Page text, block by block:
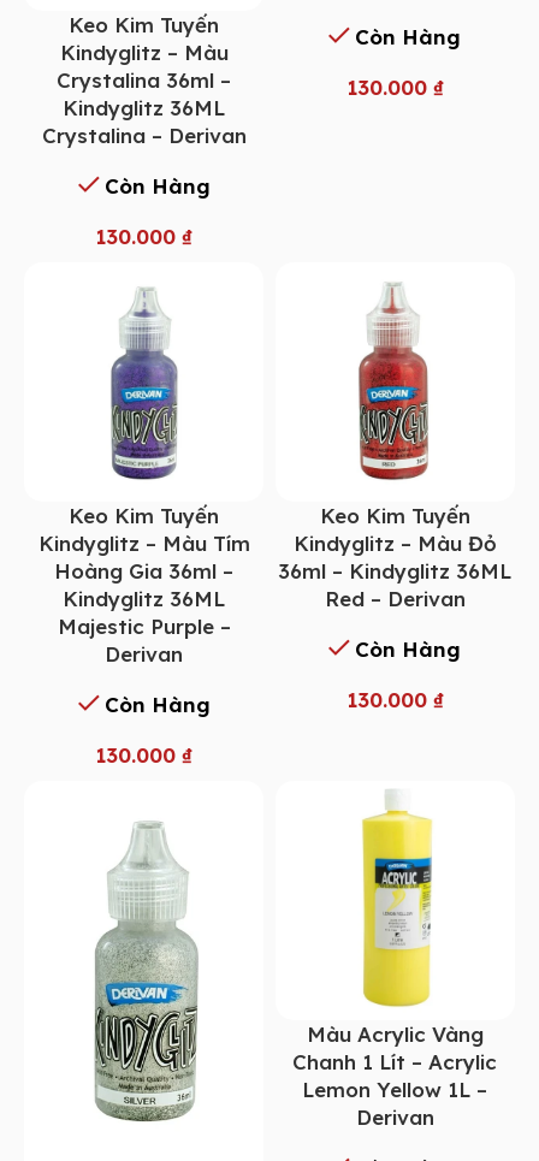
Keo Kim Tuyến
Kindyglitz – Màu
Crystalina 36ml –
Kindyglitz 36ML
Crystalina – Derivan
Còn Hàng
130.000 ₫
Còn Hàng
130.000 ₫
Keo Kim Tuyến
Kindyglitz – Màu Tím
Hoàng Gia 36ml –
Kindyglitz 36ML
Majestic Purple –
Derivan
Còn Hàng
130.000 ₫
Keo Kim Tuyến
Kindyglitz – Màu Đỏ
36ml – Kindyglitz 36ML
Red – Derivan
Còn Hàng
130.000 ₫
Màu Acrylic Vàng
Chanh 1 Lít – Acrylic
Lemon Yellow 1L –
Derivan